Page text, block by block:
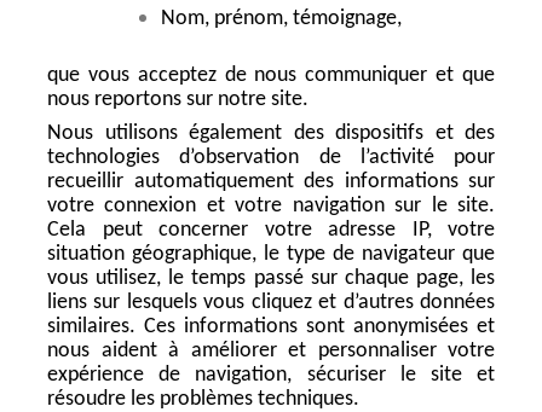
Nom, prénom, témoignage,
que vous acceptez de nous communiquer et que
nous reportons sur notre site.
Nous utilisons également des dispositifs et des
technologies d’observation de l’activité pour
recueillir automatiquement des informations sur
votre connexion et votre navigation sur le site.
Cela peut concerner votre adresse IP, votre
situation géographique, le type de navigateur que
vous utilisez, le temps passé sur chaque page, les
liens sur lesquels vous cliquez et d’autres données
similaires. Ces informations sont anonymisées et
nous aident à améliorer et personnaliser votre
expérience de navigation, sécuriser le site et
résoudre les problèmes techniques.